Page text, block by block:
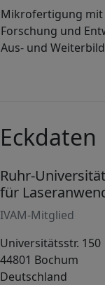
Mikrofertigung mit
Forschung und
Aus- und
Eckdaten
Ruhr-
für
IVAM-Mitglied
Universitätsstr. 150
44801 Bochum
Deutschland